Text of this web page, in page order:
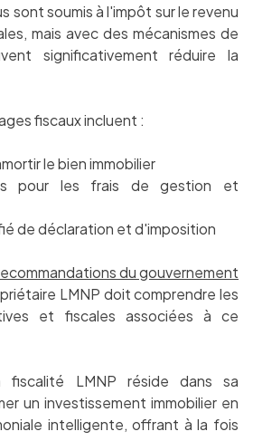
sont soumis à l'impôt sur le revenu
mais avec des mécanismes de
significativement réduire la
fiscaux incluent :
le bien immobilier
pour les frais de gestion et
de déclaration et d'imposition
du gouvernement
LMNP doit comprendre les
et fiscales associées à ce
fiscalité LMNP réside dans sa
un investissement immobilier en
intelligente, offrant à la fois